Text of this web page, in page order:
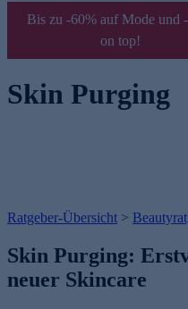
Bis zu -60% auf Mode und
on top!
Skin Purging
Ratgeber-Übersicht >
Skin Purging:
neuer Skincare